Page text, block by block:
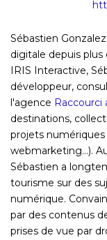
Sébastien
digitale depuis plus
IRIS Interactive,
développeur,
l'agence Raccourci
destinations,
projets
webmarketing...).
Sébastien a
tourisme sur des
numérique.
par des contenus
prises de vue par